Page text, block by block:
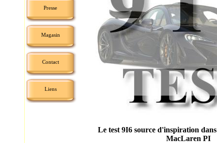
Presse
Magasin
Contact
Liens
Le test 9I6 source d'inspiration
MacLaren PI